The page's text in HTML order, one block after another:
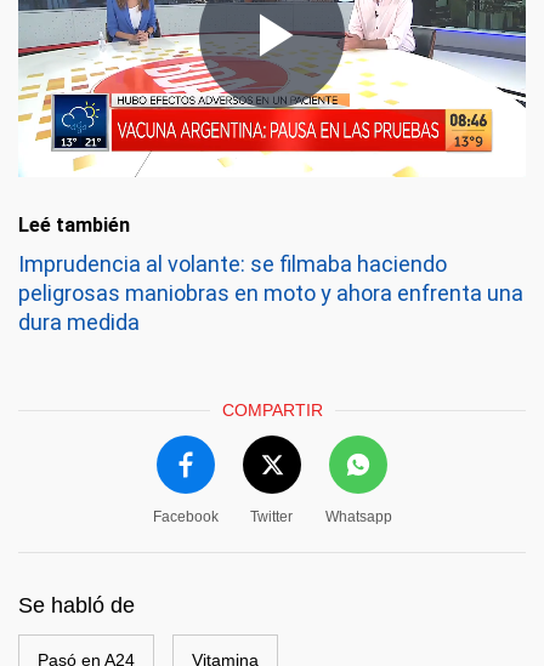
Leé también
Imprudencia al volante: se filmaba haciendo
peligrosas maniobras en moto y ahora enfrenta una
dura medida
COMPARTIR
Facebook Twitter Whatsapp
Se habló de
Pasó en A24 Vitamina